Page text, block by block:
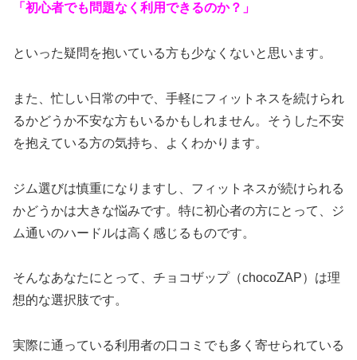
「初心者でも問題なく利用できるのか？」
といった疑問を抱いている方も少なくないと思います。
また、忙しい日常の中で、手軽にフィットネスを続けられ
るかどうか不安な方もいるかもしれません。そうした不安
を抱えている方の気持ち、よくわかります。
ジム選びは慎重になりますし、フィットネスが続けられる
かどうかは大きな悩みです。特に初心者の方にとって、ジ
ム通いのハードルは高く感じるものです。
そんなあなたにとって、チョコザップ（chocoZAP）は理
想的な選択肢です。
実際に通っている利用者の口コミでも多く寄せられている